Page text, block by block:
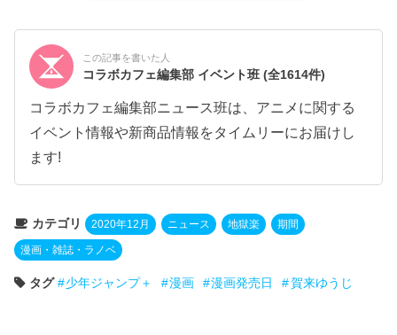
この記事を書いた人
コラボカフェ編集部 イベント班(全1614件)
コラボカフェ編集部ニュース班は、アニメに関する
イベント情報や新商品情報をタイムリーにお届けし
ます!
カテゴリ 2020年12月 ニュース 地獄楽 期間
漫画・雑誌・ラノベ
タグ 少年ジャンプ＋ 漫画 漫画発売日 賀来ゆうじ